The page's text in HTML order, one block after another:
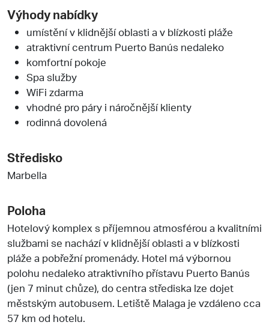
Výhody nabídky
umístění v klidnější oblasti a v blízkosti pláže
atraktivní centrum Puerto Banús nedaleko
komfortní pokoje
Spa služby
WiFi zdarma
vhodné pro páry i náročnější klienty
rodinná dovolená
Středisko
Marbella
Poloha
Hotelový komplex s příjemnou atmosférou a kvalitními
službami se nachází v klidnější oblasti a v blízkosti
pláže a pobřežní promenády. Hotel má výbornou
polohu nedaleko atraktivního přístavu Puerto Banús
(jen 7 minut chůze), do centra střediska lze dojet
městským autobusem. Letiště Malaga je vzdáleno cca
57 km od hotelu.